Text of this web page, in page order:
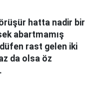
hatta nadir bir
abartmamış
rast gelen iki
da olsa öz